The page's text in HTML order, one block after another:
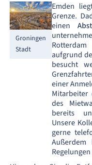
Groningen
Stadt
Emden
Grenze.
einen
aufgrund
besucht
einer
Mitarbeiter
des
bereits
Unsere
gerne